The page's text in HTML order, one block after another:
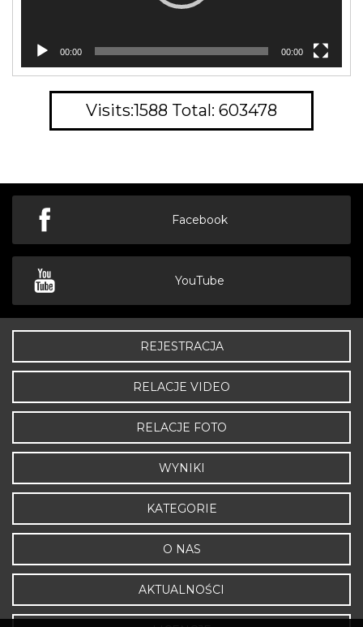
00:00 00:00
Visits:1588 Total: 603478
Facebook
YouTube
REJESTRACJA
RELACJE VIDEO
RELACJE FOTO
WYNIKI
KATEGORIE
O NAS
AKTUALNOŚCI